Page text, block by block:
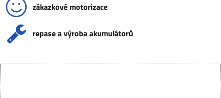
zákazkové motorizace
repase a výroba akumulátorů